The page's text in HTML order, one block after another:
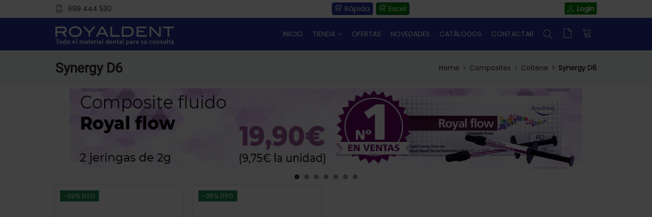
699 444 530 Rápida Excel Login
INICIO TIENDA OFERTAS NOVEDADES CATÁLOGOS CONTACTAR
Synergy D6 Home Composites Coltene Synergy D6
-29% DTO -36% DTO